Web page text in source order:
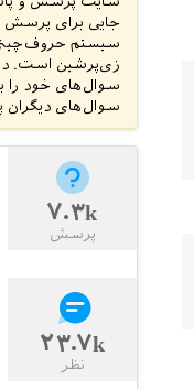
جایی برای پرسش
سیستم
زی‌پرشین است. در
سوال‌های خود را
سوال‌های دیگران
۷.۳k
پرسش
۲۳.۷k
نظر